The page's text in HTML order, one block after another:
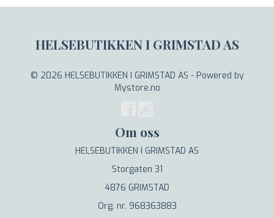
HELSEBUTIKKEN I GRIMSTAD AS
© 2026 HELSEBUTIKKEN I GRIMSTAD AS - Powered by
Mystore.no
Om oss
HELSEBUTIKKEN I GRIMSTAD AS
Storgaten 31
4876 GRIMSTAD
Org. nr. 968363883